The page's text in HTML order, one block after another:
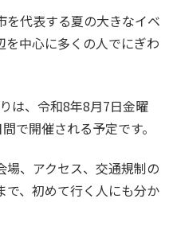
代表する夏の大きなイベ
を中心に多くの人でにぎわ
は、令和8年8月7日金曜
で開催される予定です。
場、アクセス、交通規制の
、初めて行く人にも分か